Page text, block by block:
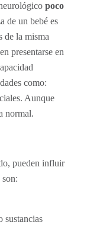
poco
de un bebé es
de la misma
presentarse en
como:
Aunque
normal.
pueden influir
sustancias